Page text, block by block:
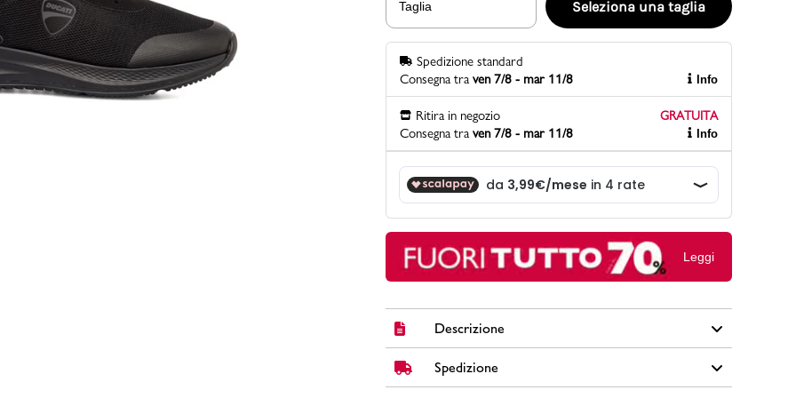
Scopri di più
PittaRosso PittaRosso
Gioco della scarpa al matrimonio e idee
divertenti con le calzature
Taglia Seleziona una taglia
Spedizione standard
Consegna tra ven 7/8 - mar 11/8 Info
Ritira in negozio
GRATUITA
Consegna tra ven 7/8 - mar 11/8 Info
Leggi
Descrizione
Scarpe da ginnastica da ragazzo Ducati Fender in tessuto
nere con rinforzi sul tallone e sulla punta in sintetico, lacci
Spedizione